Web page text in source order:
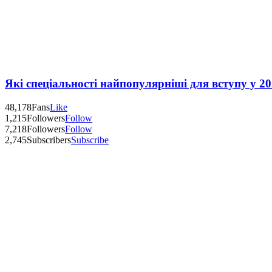
Які спеціальності найпопулярніші для вступу у
48,178FansLike
1,215FollowersFollow
7,218FollowersFollow
2,745SubscribersSubscribe